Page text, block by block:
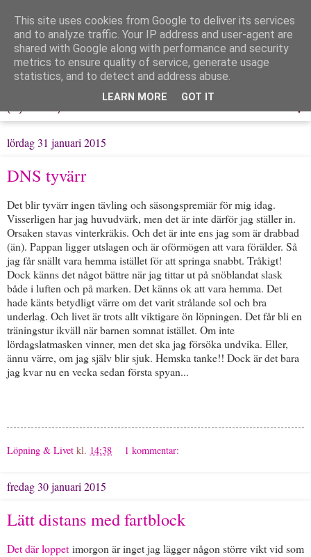
Löpning & Livet
Mitt liv, mina tankar & min träning
▼
lördag 31 januari 2015
DNS tyvärr
Det blir tyvärr ingen tävling och säsongspremiär för mig idag.
Visserligen har jag huvudvärk, men det är inte därför jag ställer in.
Orsaken stavas vinterkräkis. Och det är inte ens jag som är drabbad
(än). Pappan ligger utslagen och är oförmögen att vara förälder. Så
jag får snällt vara hemma istället för att springa snabbt. Tråkigt!
Dock känns det något bättre när jag tittar ut på snöblandat slask
både i luften och på marken. Det känns ok att vara hemma. Det
hade känts betydligt värre om det varit strålande sol och bra
underlag. Och livet är trots allt viktigare ön löpningen. Det får bli en
träningstur ikväll när barnen somnat istället. Om inte
lördagslatmasken vinner, men det ska jag försöka undvika. Eller,
ännu värre, om jag själv blir sjuk. Hemska tanke!! Dock är det bara
jag kvar nu en vecka sedan första spyan...
Löpning & Livet kl. 14:38 1 kommentar:
fredag 30 januari 2015
Lätt distans med fartblock
Det där loppet imorgon är inget jag lägger någon större vikt vid som
This site uses cookies from Google to deliver its services
and to analyze traffic. Your IP address and user-agent are
shared with Google along with performance and security
metrics to ensure quality of service, generate usage
statistics, and to detect and address abuse.
LEARN MORE GOT IT